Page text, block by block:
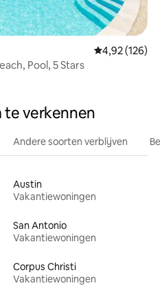
Gemiddelde
4,92 (126)
Pool, 5 Stars
te verkennen
Andere soorten verblijven
Austin
Vakantiewoningen
San Antonio
Vakantiewoningen
Corpus Christi
Vakantiewoningen